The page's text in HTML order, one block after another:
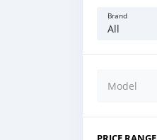
Brand
All
Model